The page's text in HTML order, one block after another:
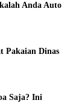
Anda Auto
Pakaian Dinas
Saja? Ini